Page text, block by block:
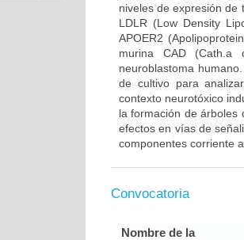
niveles de expresión de
LDLR (Low Density
APOER2
murina CAD (Cath.a
neuroblastoma
de cultivo para
contexto neurotóxico
la formación de árboles
efectos en vías de
componentes corriente
Convocatoria
Nombre de la